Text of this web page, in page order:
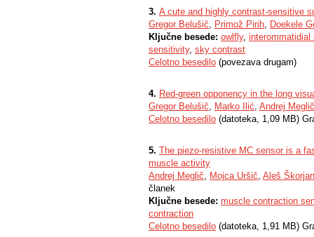
3. A cute and highly contrast-sensitive
Gregor Belušič, Primož Pirih, Doekele
Ključne besede: owlfly, interommatidial
sensitivity, sky contrast
Celotno besedilo (povezava drugam)
4. Red-green opponency in the long
Gregor Belušič, Marko Ilić, Andrej Meglič
Celotno besedilo (datoteka, 1,09 MB)
5. The piezo-resistive MC sensor is a
muscle activity
Andrej Meglič, Mojca Uršič, Aleš
članek
Ključne besede: muscle contraction
contraction
Celotno besedilo (datoteka, 1,91 MB)